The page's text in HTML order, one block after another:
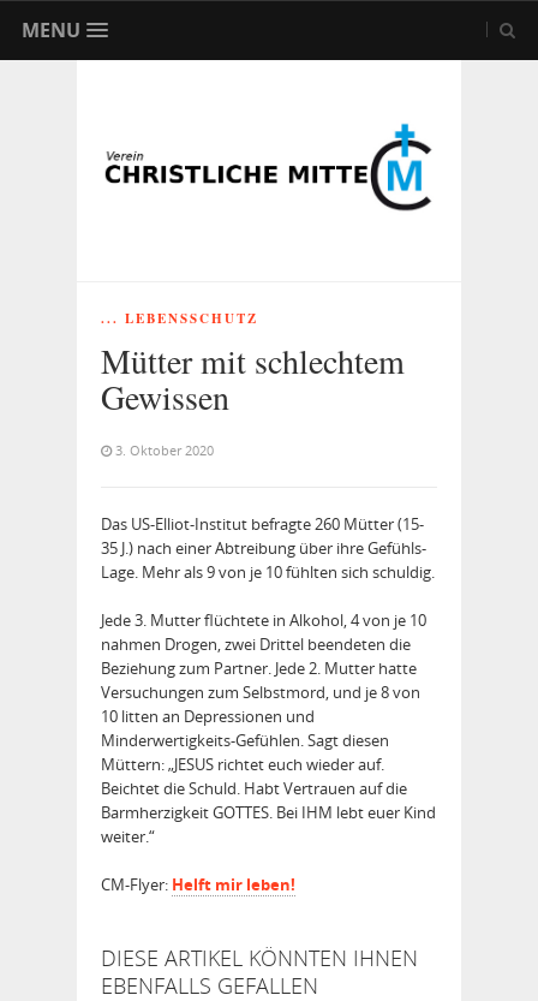
MENU
... LEBENSSCHUTZ
Mütter mit schlechtem
Gewissen
3. Oktober 2020
Das US-Elliot-Institut befragte 260 Mütter (15-
35 J.) nach einer Abtreibung über ihre Gefühls-
Lage. Mehr als 9 von je 10 fühlten sich schuldig.
Jede 3. Mutter flüchtete in Alkohol, 4 von je 10
nahmen Drogen, zwei Drittel beendeten die
Beziehung zum Partner. Jede 2. Mutter hatte
Versuchungen zum Selbstmord, und je 8 von
10 litten an Depressionen und
Minderwertigkeits-Gefühlen. Sagt diesen
Müttern: „JESUS richtet euch wieder auf.
Beichtet die Schuld. Habt Vertrauen auf die
Barmherzigkeit GOTTES. Bei IHM lebt euer Kind
weiter.“
CM-Flyer: Helft mir leben!
DIESE ARTIKEL KÖNNTEN IHNEN
EBENFALLS GEFALLEN